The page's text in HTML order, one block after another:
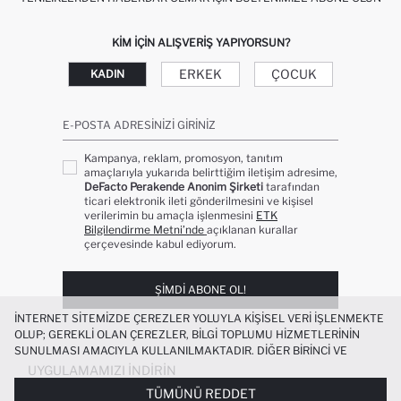
KIM IÇIN ALIŞVERIŞ YAPIYORSUN?
KADIN ERKEK ÇOCUK
E-POSTA ADRESINIZI GIRINIZ
Kampanya, reklam, promosyon, tanıtım
amaçlarıyla yukarıda belirttiğim iletişim adresime,
DeFacto Perakende Anonim Şirketi tarafından
ticari elektronik ileti gönderilmesini ve kişisel
verilerimin bu amaçla işlenmesini ETK
Bilgilendirme Metni’nde açıklanan kurallar
çerçevesinde kabul ediyorum.
ŞIMDI ABONE OL!
UYGULAMAMIZI İNDIRIN
İNTERNET SITEMIZDE ÇEREZLER YOLUYLA KIŞISEL VERI IŞLENMEKTE
OLUP; GEREKLI OLAN ÇEREZLER, BILGI TOPLUMU HIZMETLERININ
SUNULMASI AMACIYLA KULLANILMAKTADIR. DIĞER BIRINCI VE
ÜÇÜNCÜ TARAF ÇEREZLER ISE SIZE DAHA IYI BIR ALIŞVERIŞ
DENEYIMI SUNULABILMESI, SITEMIZIN DAHA IŞLEVSEL KILINMASI VE
TÜMÜNÜ REDDET